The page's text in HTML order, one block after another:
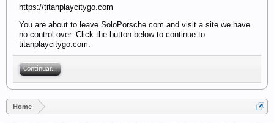
https://titanplaycitygo.com
You are about to leave SoloPorsche.com and visit a site we have
no control over. Click the button below to continue to
titanplaycitygo.com.
Continuar...
Home